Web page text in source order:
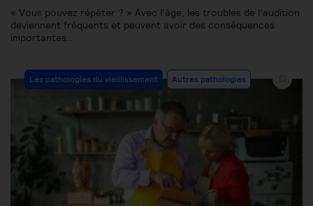
« Vous pouvez répéter ? » Avec l’âge, les troubles de l’audition
deviennent fréquents et peuvent avoir des conséquences
importantes…
Les pathologies du vieillissement Autres pathologies